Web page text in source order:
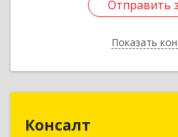
Отправить
Показать
Отправить
Назад
Консалт